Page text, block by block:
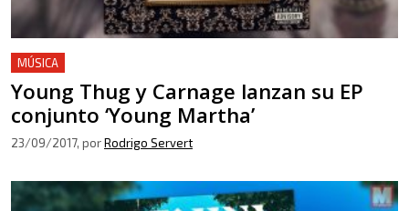
MÚSICA
Young Thug y Carnage lanzan su EP
conjunto ‘Young Martha’
23/09/2017, porRodrigo Servert